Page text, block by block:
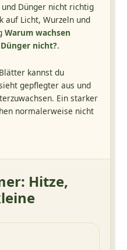
Dünger nicht richtig
auf Licht, Wurzeln und
Warum wachsen
nicht?.
kannst du
gepflegter aus und
Ein starker
normalerweise nicht
Hitze,